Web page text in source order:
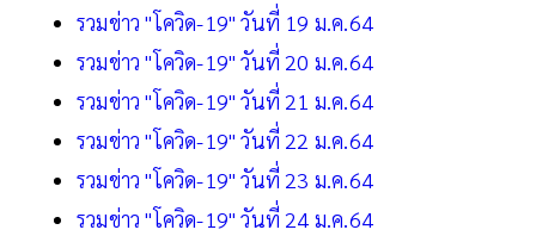
รวมข่าว "โควิด-19" วันที่ 19 ม.ค.64
รวมข่าว "โควิด-19" วันที่ 20 ม.ค.64
รวมข่าว "โควิด-19" วันที่ 21 ม.ค.64
รวมข่าว "โควิด-19" วันที่ 22 ม.ค.64
รวมข่าว "โควิด-19" วันที่ 23 ม.ค.64
รวมข่าว "โควิด-19" วันที่ 24 ม.ค.64